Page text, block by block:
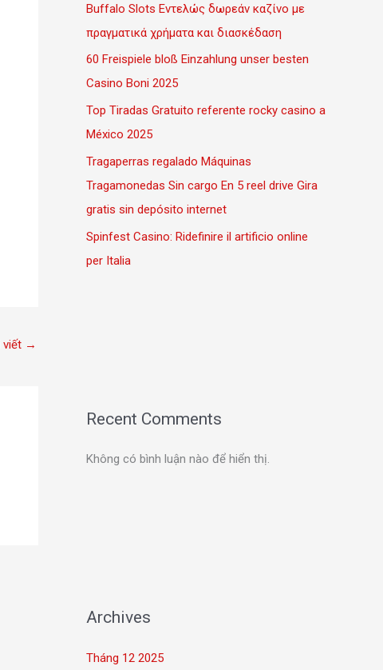
viết →
Buffalo Slots Εντελώς δωρεάν καζίνο με
πραγματικά χρήματα και διασκέδαση
60 Freispiele bloß Einzahlung unser besten
Casino Boni 2025
Top Tiradas Gratuito referente rocky casino a
México 2025
Tragaperras regalado Máquinas
Tragamonedas Sin cargo En 5 reel drive Gira
gratis sin depósito internet
Spinfest Casino: Ridefinire il artificio online
per Italia
Recent Comments
Không có bình luận nào để hiển thị.
Archives
Tháng 12 2025